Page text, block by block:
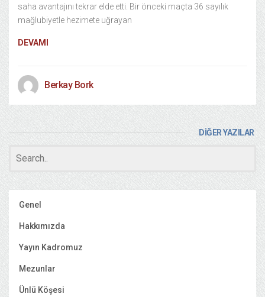
saha avantajını tekrar elde etti. Bir önceki maçta 36 sayılık
mağlubiyetle hezimete uğrayan
DEVAMI
Berkay Bork
DİĞER YAZILAR
Genel
Hakkımızda
Yayın Kadromuz
Mezunlar
Ünlü Köşesi